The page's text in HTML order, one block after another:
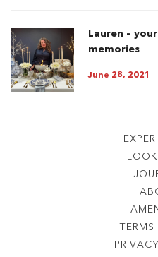
Lauren –
memories
June 28, 2021